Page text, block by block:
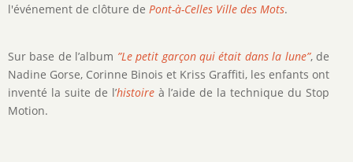
l'événement de clôture de Pont-à-Celles Ville des Mots.
Sur base de l’album ”Le petit garçon qui était dans la lune”, de
Nadine Gorse, Corinne Binois et Kriss Graffiti, les enfants ont
inventé la suite de l’histoireà l’aide de la technique du Stop
Motion.